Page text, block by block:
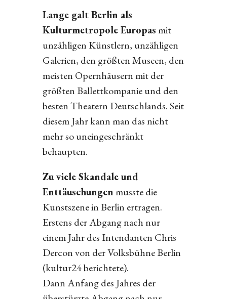
Lange galt Berlin als
Kulturmetropole Europas mit
unzähligen Künstlern, unzähligen
Galerien, den größten Museen, den
meisten Opernhäusern mit der
größten Ballettkompanie und den
besten Theatern Deutschlands. Seit
diesem Jahr kann man das nicht
mehr so uneingeschränkt
behaupten.
Zu viele Skandale und
Enttäuschungen musste die
Kunstszene in Berlin ertragen.
Erstens der Abgang nach nur
einem Jahr des Intendanten Chris
Dercon von der Volksbühne Berlin
(kultur24 berichtete).
Dann Anfang des Jahres der